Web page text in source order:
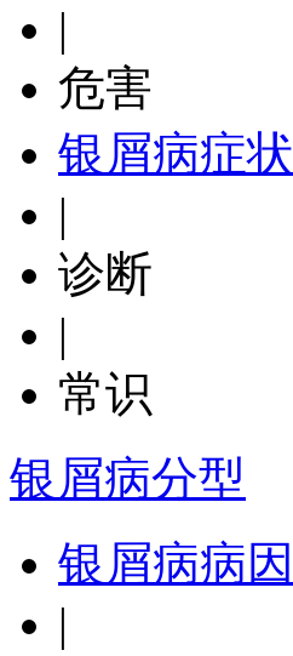
|
危害
银屑病症状
|
诊断
|
常识
银屑病分型
银屑病病因
|